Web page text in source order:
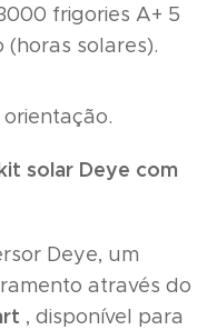
frigories A+ 5
(horas solares).
solar Deye com
Deye, um
através do
, disponível para